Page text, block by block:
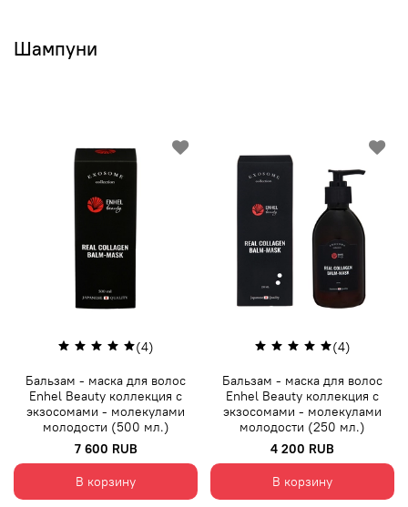
Шампуни
(4)
Бальзам - маска для волос
Enhel Beauty коллекция с
экзосомами - молекулами
молодости (500 мл.)
7 600 RUB
В корзину
(4)
Бальзам - маска для волос
Enhel Beauty коллекция с
экзосомами - молекулами
молодости (250 мл.)
4 200 RUB
В корзину